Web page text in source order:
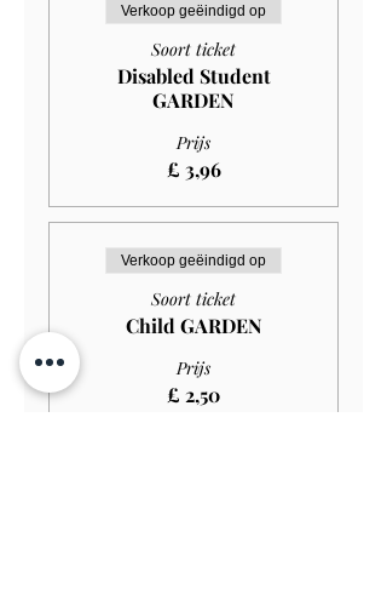
Verkoop geëindigd op
Soort ticket
Disabled Student
GARDEN
Prijs
£ 3,96
Verkoop geëindigd op
Soort ticket
Child GARDEN
Prijs
£ 2,50